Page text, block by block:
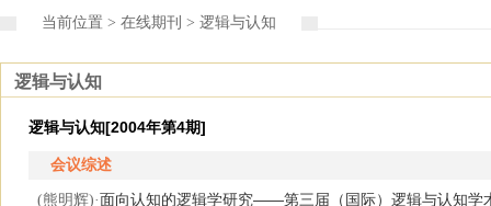
当前位置 > 在线期刊 > 逻辑与认知
逻辑与认知
逻辑与认知[2004年第4期]
会议综述
(熊明辉)·面向认知的逻辑学研究——第三届（国际）逻辑与认知学